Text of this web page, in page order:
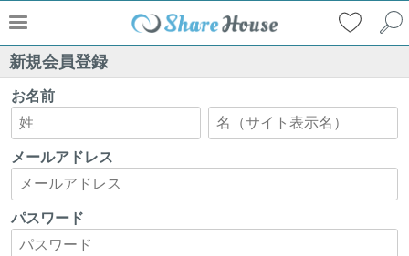
新規会員登録
お名前
メールアドレス
パスワード